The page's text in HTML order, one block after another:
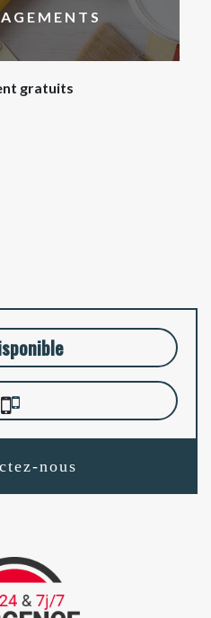
gratuits
nous